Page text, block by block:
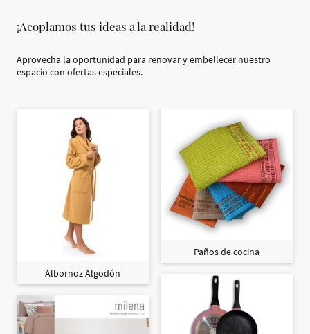
¡Acoplamos tus ideas a la realidad!
Aprovecha la oportunidad para renovar y embellecer nuestro
espacio con ofertas especiales.
Albornoz Algodón
Paños de cocina